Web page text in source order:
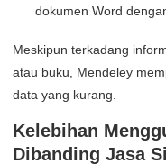
dokumen Word
Meskipun terkadang
atau buku, Mendeley
data yang kurang.
Kelebihan
Dibanding Jasa